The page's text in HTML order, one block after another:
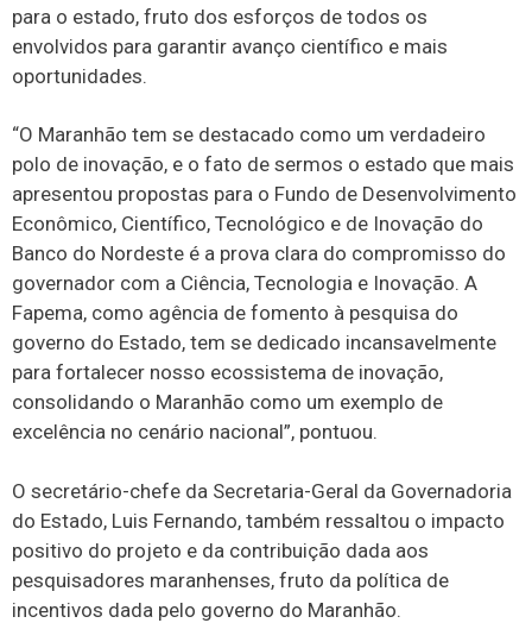
para o estado, fruto dos esforços de todos os
envolvidos para garantir avanço científico e mais
oportunidades.
“O Maranhão tem se destacado como um verdadeiro
polo de inovação, e o fato de sermos o estado que mais
apresentou propostas para o Fundo de Desenvolvimento
Econômico, Científico, Tecnológico e de Inovação do
Banco do Nordeste é a prova clara do compromisso do
governador com a Ciência, Tecnologia e Inovação. A
Fapema, como agência de fomento à pesquisa do
governo do Estado, tem se dedicado incansavelmente
para fortalecer nosso ecossistema de inovação,
consolidando o Maranhão como um exemplo de
excelência no cenário nacional”, pontuou.
O secretário-chefe da Secretaria-Geral da Governadoria
do Estado, Luis Fernando, também ressaltou o impacto
positivo do projeto e da contribuição dada aos
pesquisadores maranhenses, fruto da política de
incentivos dada pelo governo do Maranhão.